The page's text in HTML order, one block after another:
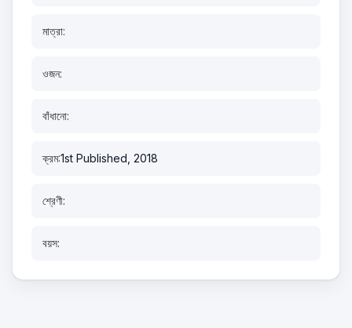
মাত্রা:
ওজন:
বাঁধানো:
ক্রম:1st Published, 2018
শ্রেণী:
বয়স: